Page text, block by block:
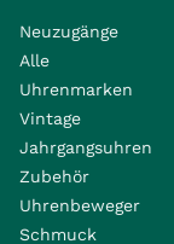
Neuzugänge
Alle
Uhrenmarken
Vintage
Jahrgangsuhren
Zubehör
Uhrenbeweger
Schmuck